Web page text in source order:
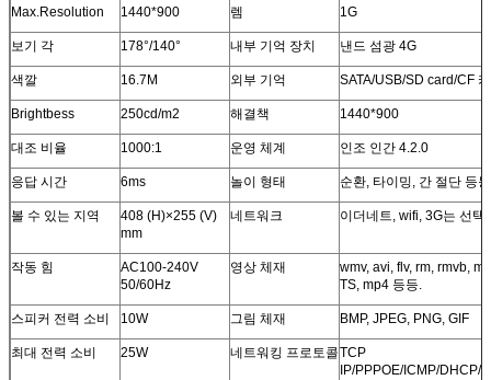
Max.Resolution 1440*900 렘 1G
보기 각 178°/140° 내부 기억 장치 낸드 섬광 4G
색깔 16.7M 외부 기억 SATA/USB/SD card/CF
Brightbess 250cd/m2 해결책 1440*900
대조 비율 1000:1 운영 체계 인조 인간 4.2.0
응답 시간 6ms 놀이 형태 순환, 타이밍, 간 절단 등
볼 수 있는 지역
408 (H)×255 (V)
mm
네트워크 이더네트, wifi, 3G는 선택
작동 힘
AC100-240V
50/60Hz
영상 체재
wmv, avi, flv, rm, rmvb,
TS, mp4 등등.
스피커 전력 소비 10W 그림 체재 BMP, JPEG, PNG, GIF
최대 전력 소비 25W 네트워킹 프로토콜TCP
IP/PPPOE/ICMP/DHCP/